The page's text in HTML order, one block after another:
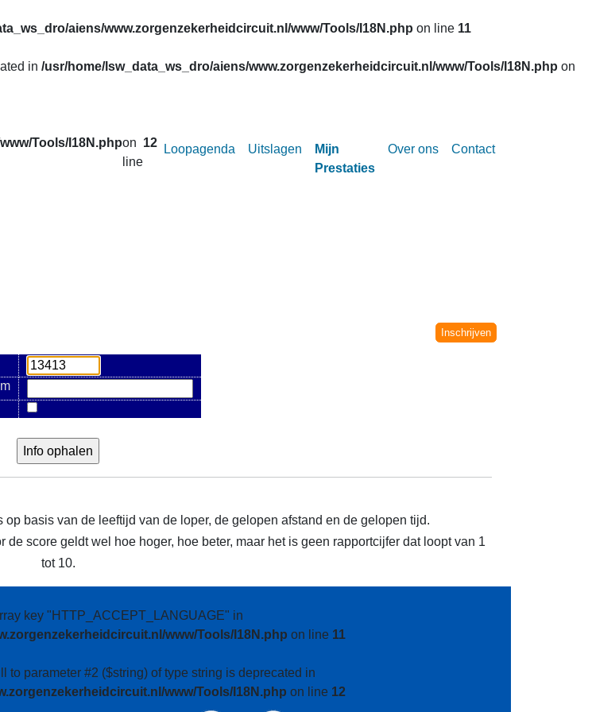
aiens/www.zorgenzekerheidcircuit.nl/www/Tools/I18N.php on line 11
in /usr/home/lsw_data_ws_dro/aiens/www.zorgenzekerheidcircuit.nl/www/Tools/I18N.php on
Tools/I18N.phpon
line
12 Loopagenda Uitslagen
Mijn
Prestaties
Over ons Contact
Inschrijven
basis van de leeftijd van de loper, de gelopen afstand en de gelopen tijd.
score geldt wel hoe hoger, hoe beter, maar het is geen rapportcijfer dat loopt van 1
tot 10.
key "HTTP_ACCEPT_LANGUAGE" in
www/Tools/I18N.php on line 11
to parameter #2 ($string) of type string is deprecated in
www/Tools/I18N.php on line 12